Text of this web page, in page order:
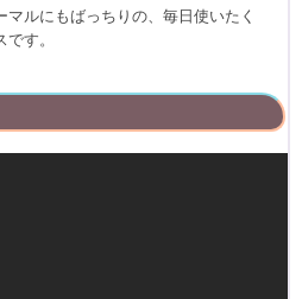
ルにもばっちりの、毎日使いたく
す。